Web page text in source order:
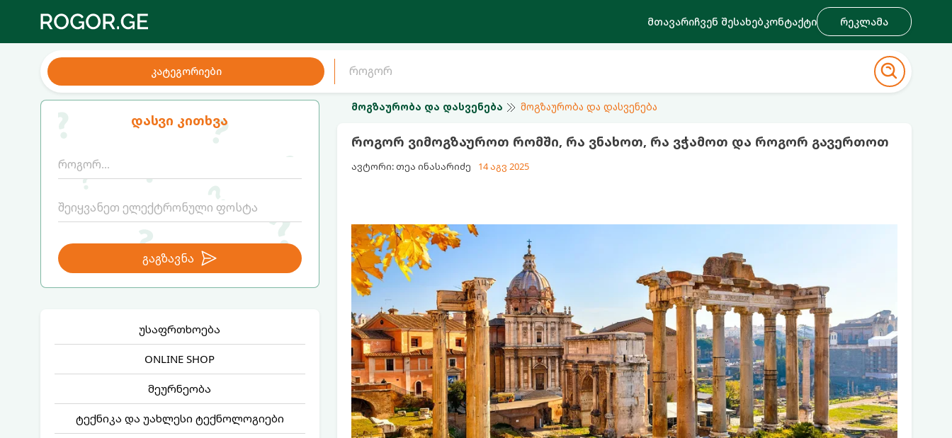
მთავარიჩვენ შესახებკონტაქტი რეკლამა
კატეგორიები
დასვი კითხვა
გაგზავნა
უსაფრთხოება
ONLINE SHOP
მეურნეობა
ტექნიკა და უახლესი ტექნოლოგიები
მოგზაურობა და დასვენება მოგზაურობა და დასვენება
როგორ ვიმოგზაუროთ რომში, რა ვნახოთ, რა ვჭამოთ და როგორ გავერთოთ
ავტორი: თეა ინასარიძე 14 აგვ 2025